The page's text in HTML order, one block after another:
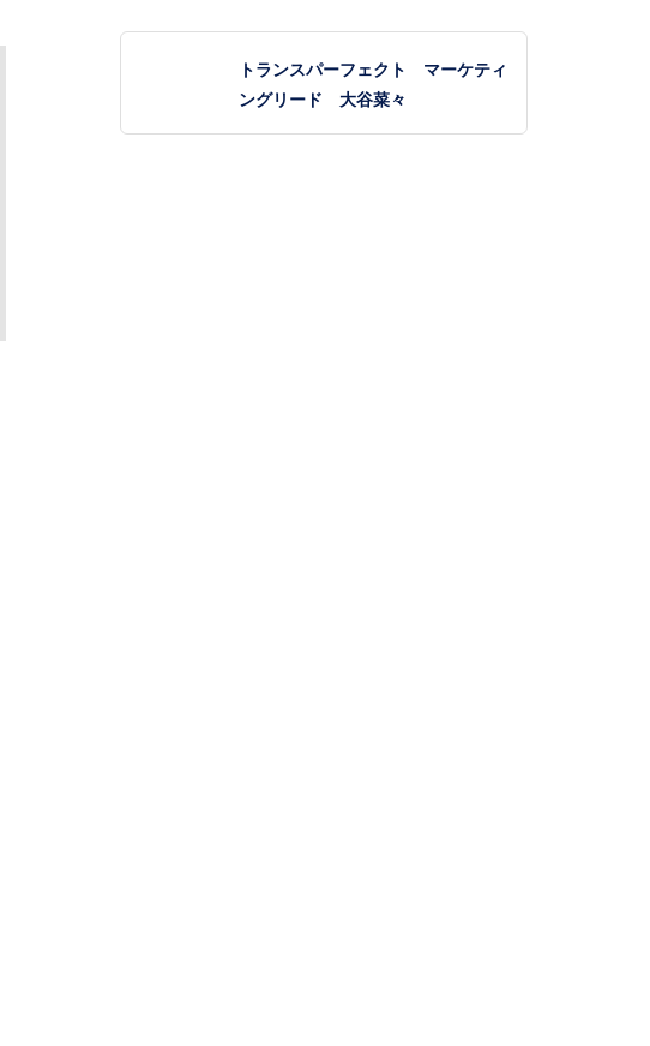
トランスパーフェクト マーケティ
ングリード 大谷菜々